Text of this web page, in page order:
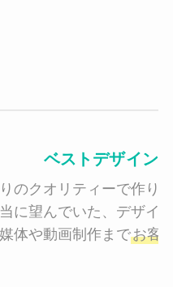
ベストデザイン
のクオリティーで作り
に望んでいた、デザイ
体や動画制作までお客